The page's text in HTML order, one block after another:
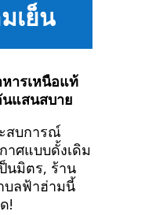
เย็น
หารเหนือแท้
แสนสบาย
สบการณ์
าศแบบดั้งเดิม
นมิตร, ร้าน
บลฟ้าฮ่ามนี้
!